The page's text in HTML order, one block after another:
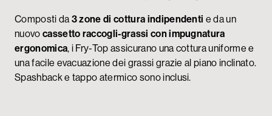
Composti da 3 zone di cottura indipendenti e da un
nuovo cassetto raccogli-grassi con impugnatura
ergonomica, i Fry-Top assicurano una cottura uniforme e
una facile evacuazione dei grassi grazie al piano inclinato.
Spashback e tappo atermico sono inclusi.